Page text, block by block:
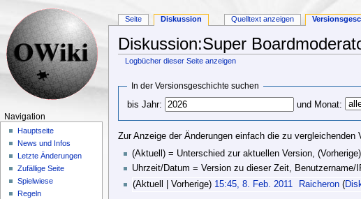
Diskussion:Super
Logbücher dieser Seite anzeigen
In der Versionsgeschichte suchen
bis Jahr:
und Monat:
Zur Anzeige der Änderungen einfach die zu
(Aktuell) = Unterschied zur aktuellen Version,
Uhrzeit/Datum = Version zu dieser Zeit,
(Aktuell | Vorherige) 15:45, 8. Feb. 2011‎ Raicheron (
Seite Diskussion Quelltext anzeigen
Navigation
Hauptseite
News und Infos
Letzte Änderungen
Zufällige Seite
Spielwiese
Regeln